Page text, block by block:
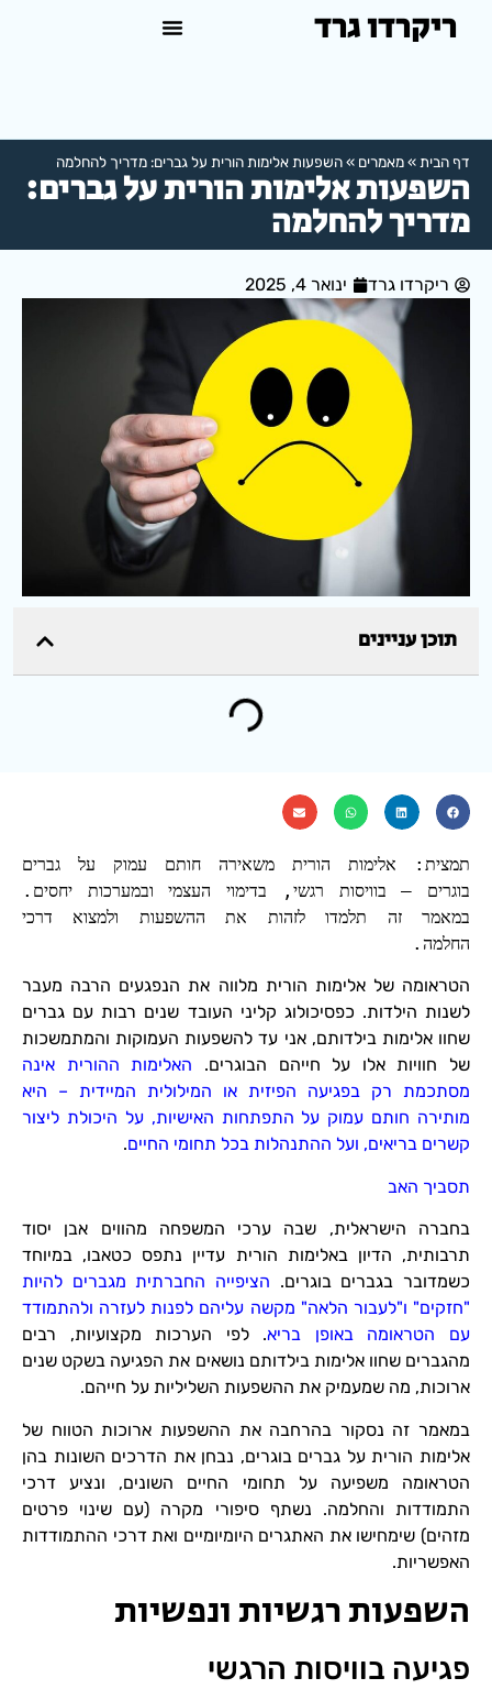
ריקרדו גרד
דף הבית »מאמרים »השפעות אלימות הורית על גברים: מדריך להחלמה
השפעות אלימות הורית על גברים:
מדריך להחלמה
ריקרדו גרד ינואר 4, 2025
תוכן עניינים
תמצית: אלימות הורית משאירה חותם עמוק על גברים
בוגרים – בוויסות רגשי, בדימוי העצמי ובמערכות יחסים.
במאמר זה תלמדו לזהות את ההשפעות ולמצוא דרכי
החלמה.
הטראומה של אלימות הורית מלווה את הנפגעים הרבה מעבר
לשנות הילדות. כפסיכולוג קליני העובד שנים רבות עם גברים
שחוו אלימות בילדותם, אני עד להשפעות העמוקות והמתמשכות
של חוויות אלו על חייהם הבוגרים. האלימות ההורית אינה
מסתכמת רק בפגיעה הפיזית או המילולית המיידית – היא
מותירה חותם עמוק על התפתחות האישיות, על היכולת ליצור
קשרים בריאים, ועל ההתנהלות בכל תחומי החיים.
תסביך האב
בחברה הישראלית, שבה ערכי המשפחה מהווים אבן יסוד
תרבותית, הדיון באלימות הורית עדיין נתפס כטאבו, במיוחד
כשמדובר בגברים בוגרים. הציפייה החברתית מגברים להיות
"חזקים" ו"לעבור הלאה" מקשה עליהם לפנות לעזרה ולהתמודד
עם הטראומה באופן בריא. לפי הערכות מקצועיות, רבים
מהגברים שחוו אלימות בילדותם נושאים את הפגיעה בשקט שנים
ארוכות, מה שמעמיק את ההשפעות השליליות על חייהם.
במאמר זה נסקור בהרחבה את ההשפעות ארוכות הטווח של
אלימות הורית על גברים בוגרים, נבחן את הדרכים השונות בהן
הטראומה משפיעה על תחומי החיים השונים, ונציע דרכי
התמודדות והחלמה. נשתף סיפורי מקרה (עם שינוי פרטים
מזהים) שימחישו את האתגרים היומיומיים ואת דרכי ההתמודדות
האפשריות.
השפעות רגשיות ונפשיות
פגיעה בוויסות הרגשי